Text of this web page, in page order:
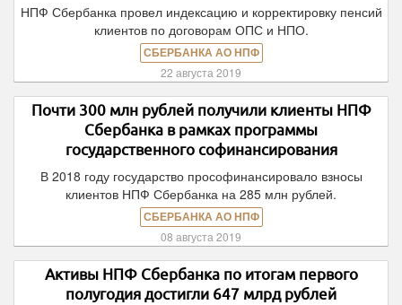
НПФ Сбербанка провел индексацию и корректировку пенсий
клиентов по договорам ОПС и НПО.
СБЕРБАНКА АО НПФ
22 августа 2019
Почти 300 млн рублей получили клиенты НПФ
Сбербанка в рамках программы
государственного софинансирования
В 2018 году государство прософинансировало взносы
клиентов НПФ Сбербанка на 285 млн рублей.
СБЕРБАНКА АО НПФ
08 августа 2019
Активы НПФ Сбербанка по итогам первого
полугодия достигли 647 млрд рублей